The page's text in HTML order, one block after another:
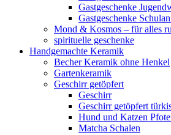
Gastgeschenke
Gastgeschenke
Mond & Kosmos – für alles
spirituelle geschenke
Handgemachte Keramik
Becher Keramik ohne Henkel
Gartenkeramik
Geschirr getöpfert
Geschirr
Geschirr getöpfert
Hund und Katzen
Matcha Schalen